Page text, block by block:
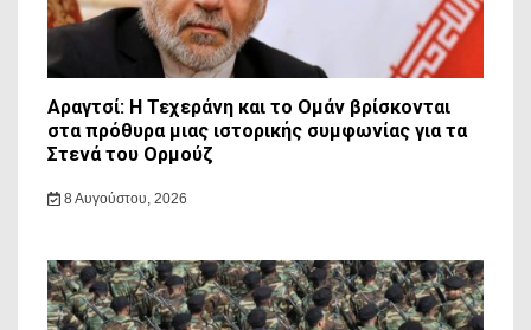
Αραγτσί: Η Τεχεράνη και το Ομάν βρίσκονται
στα πρόθυρα μιας ιστορικής συμφωνίας για τα
Στενά του Ορμούζ
8 Αυγούστου, 2026